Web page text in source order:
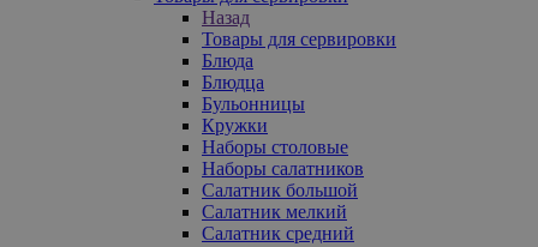
Назад
Товары для сервировки
Блюда
Блюдца
Бульонницы
Кружки
Наборы столовые
Наборы салатников
Салатник большой
Салатник мелкий
Салатник средний